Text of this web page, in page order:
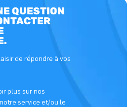
QUESTION
de répondre à vos
plus sur nos
service et/ou le